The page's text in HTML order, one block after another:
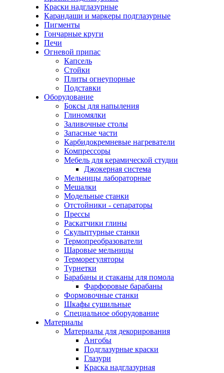
Краски надглазурные
Карандаши и маркеры подглазурные
Пигменты
Гончарные круги
Печи
Огневой припас
Капсель
Стойки
Плиты огнеупорные
Подставки
Оборудование
Боксы для напыления
Глиномялки
Заливочные столы
Запасные части
Карбидокремневые нагреватели
Компрессоры
Мебель для керамической студии
Джокерная система
Мельницы лабораторные
Мешалки
Модельные станки
Отстойники - сепараторы
Прессы
Раскатчики глины
Скульптурные станки
Термопреобразователи
Шаровые мельницы
Терморегуляторы
Турнетки
Барабаны и стаканы для помола
Фарфоровые барабаны
Формовочные станки
Шкафы сушильные
Специальное оборудование
Материалы
Материалы для декорирования
Ангобы
Подглазурные краски
Глазури
Краска надглазурная